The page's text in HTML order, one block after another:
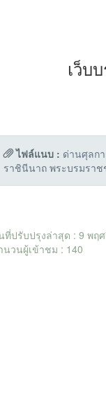
เว็บ
ไฟล์แนบ : ด่านศุลก
ราชินีนาถ พระบรมรา
ที่ปรับปรุงล่าสุด : 9 พฤ
นวนผู้เข้าชม : 140